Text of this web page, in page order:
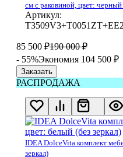
см с раковиной, цвет:
Артикул:
85 500 ₽190 000 ₽
- 55%Экономия 104 500 ₽
Заказать
РАСПРОДАЖА
IDEA DolceVita комплект
зеркал)